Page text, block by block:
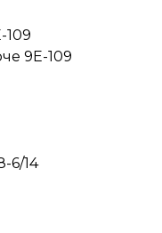
109
9E-109
6/14